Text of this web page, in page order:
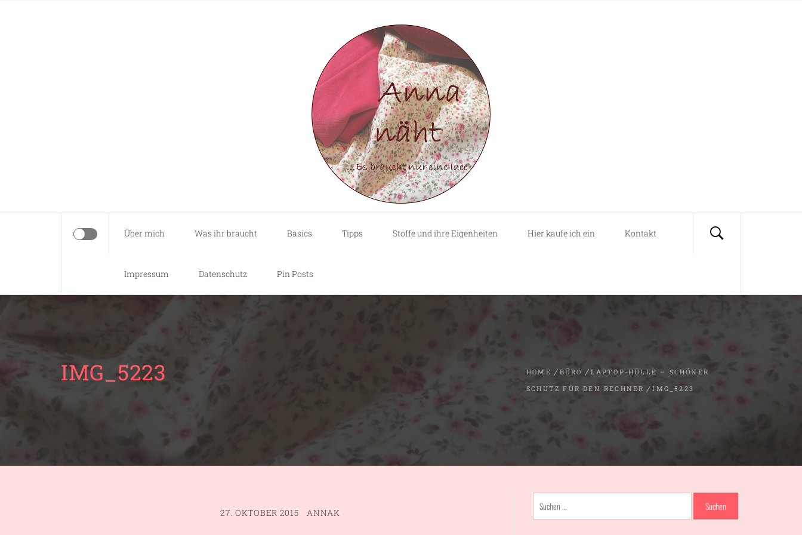
Über mich
Was ihr braucht Basics Tipps Stoffe und ihre Eigenheiten Hier kaufe ich ein Kontakt
Impressum Datenschutz Pin Posts
IMG_5223 HOME BÜRO
LAPTOP-HÜLLE – SCHÖNER
SCHUTZ FÜR DEN RECHNER
IMG_5223
27. OKTOBER 2015 ANNAK
Suchen
nach: